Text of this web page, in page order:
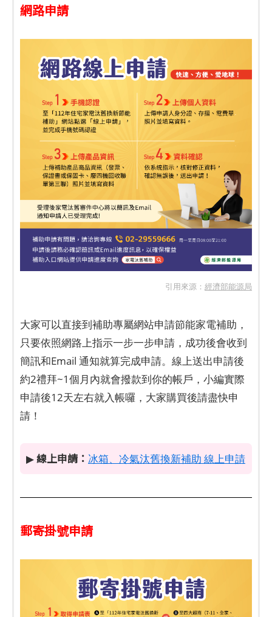
網路申請
引用來源： 經濟部能源局
大家可以直接到補助專屬網站申請節能家電補助，
只要依照網路上指示一步一步申請，成功後會收到
簡訊和Email 通知就算完成申請。線上送出申請後
約2禮拜~1個月內就會撥款到你的帳戶，小編實際
申請後12天左右就入帳囉，大家購買後請盡快申
請！
▶線上申請： 冰箱、冷氣汰舊換新補助 線上申請
郵寄掛號申請